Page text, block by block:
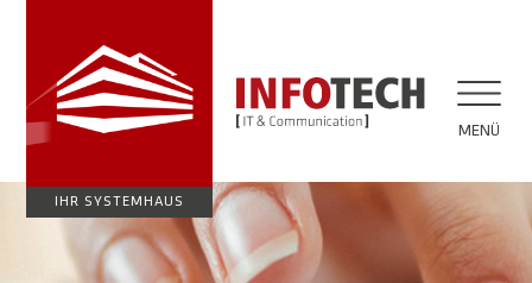
IHR SYSTEMHAUS
MENÜ